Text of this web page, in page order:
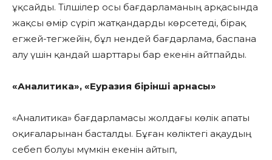
ұқсайды. Тілшілер осы бағдарламаның арқасында
жақсы өмір сүріп жатқандарды көрсетеді, бірақ
егжей-тегжейін, бұл нендей бағдарлама, баспана
алу үшін қандай шарттары бар екенін айтпайды.
«Аналитика», «Еуразия бірінші арнасы»
«Аналитика» бағдарламасы жолдағы көлік апаты
оқиғаларынан басталды. Бұған көліктегі ақаудың
себеп болуы мүмкін екенін айтып,